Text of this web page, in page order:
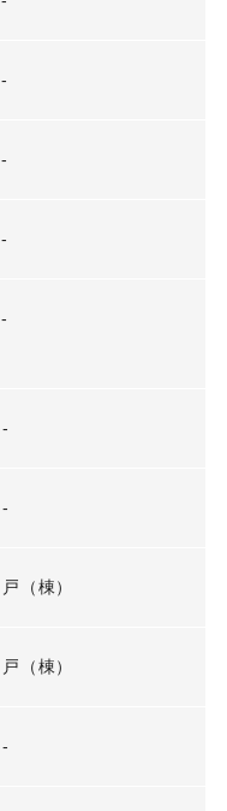
-
-
-
-
-
-
戸（棟）
戸（棟）
-